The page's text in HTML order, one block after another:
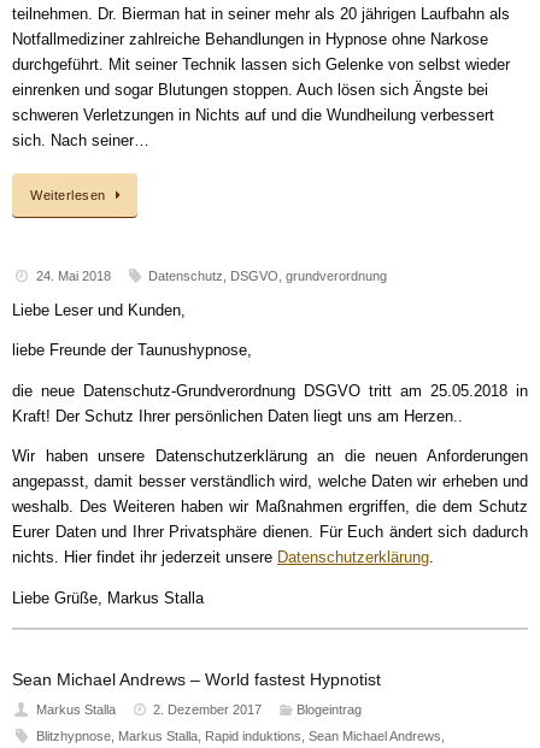
teilnehmen. Dr. Bierman hat in seiner mehr als 20 jährigen Laufbahn als
Notfallmediziner zahlreiche Behandlungen in Hypnose ohne Narkose
durchgeführt. Mit seiner Technik lassen sich Gelenke von selbst wieder
einrenken und sogar Blutungen stoppen. Auch lösen sich Ängste bei
schweren Verletzungen in Nichts auf und die Wundheilung verbessert
sich. Nach seiner…
Weiterlesen
24. Mai 2018 Datenschutz DSGVO ,grundverordnung
Liebe Leser und Kunden,
liebe Freunde der Taunushypnose,
die neue Datenschutz-Grundverordnung DSGVO tritt am 25.05.2018 in
Kraft! Der Schutz Ihrer persönlichen Daten liegt uns am Herzen..
Wir haben unsere Datenschutzerklärung an die neuen Anforderungen
angepasst, damit besser verständlich wird, welche Daten wir erheben und
weshalb. Des Weiteren haben wir Maßnahmen ergriffen, die dem Schutz
Eurer Daten und Ihrer Privatsphäre dienen. Für Euch ändert sich dadurch
nichts. Hier findet ihr jederzeit unsere Datenschutzerklärung.
Liebe Grüße, Markus Stalla
Sean Michael Andrews – World fastest Hypnotist
Markus Stalla 2. Dezember 2017
Blogeintrag
Blitzhypnose, Markus Stalla, Rapid induktions Sean Michael Andrews